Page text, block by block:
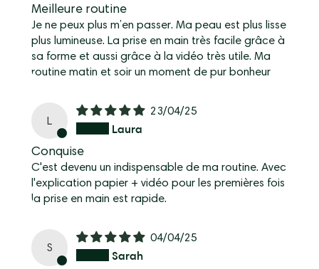
Meilleure routine
Je ne peux plus m’en passer. Ma peau est plus lisse
plus lumineuse. La prise en main très facile grâce à
sa forme et aussi grâce à la vidéo très utile. Ma
routine matin et soir un moment de pur bonheur
L
23/04/25
Laura
Conquise
C'est devenu un indispensable de ma routine. Avec
l'explication papier + vidéo pour les premières fois
la prise en main est rapide.
S
04/04/25
Sarah